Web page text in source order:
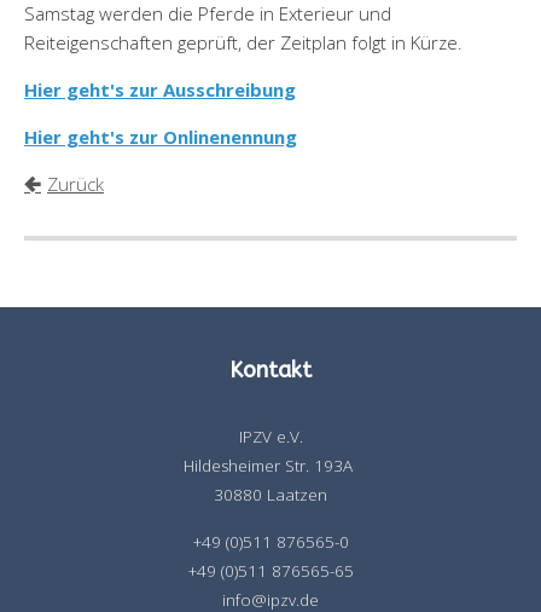
Samstag werden die Pferde in Exterieur und
Reiteigenschaften geprüft, der Zeitplan folgt in Kürze.
Hier geht's zur Ausschreibung
Hier geht's zur Onlinenennung
Zurück
Kontakt
IPZV e.V.
Hildesheimer Str. 193A
30880 Laatzen
+49 (0)511 876565-0
+49 (0)511 876565-65
info@ipzv.de